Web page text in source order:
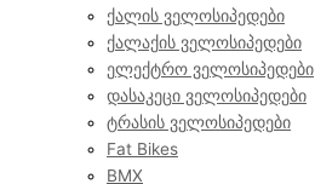
ქალის ველოსიპედები
ქალაქის ველოსიპედები
ელექტრო ველოსიპედები
დასაკეცი ველოსიპედები
ტრასის ველოსიპედები
Fat Bikes
BMX